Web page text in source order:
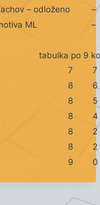
– odloženo
–
ML
–
tabulka po 9
7
7
8
6
8
5
8
4
8
2
8
2
9 0